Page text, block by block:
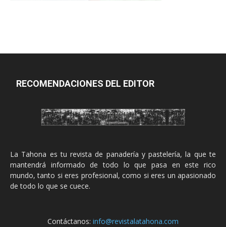
RECOMENDACIONES DEL EDITOR
La Tahona es tu revista de panadería y pastelería, la que te
mantendrá informado de todo lo que pasa en este rico
mundo, tanto si eres profesional, como si eres un apasionado
de todo lo que se cuece.
Contáctanos: info@revistalatahona.com